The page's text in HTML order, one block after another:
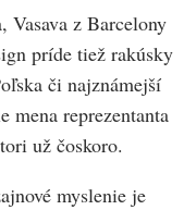
Vasava z Barcelony
príde tiež rakúsky
či najznámejší
mena reprezentanta
už čoskoro.
myslenie je